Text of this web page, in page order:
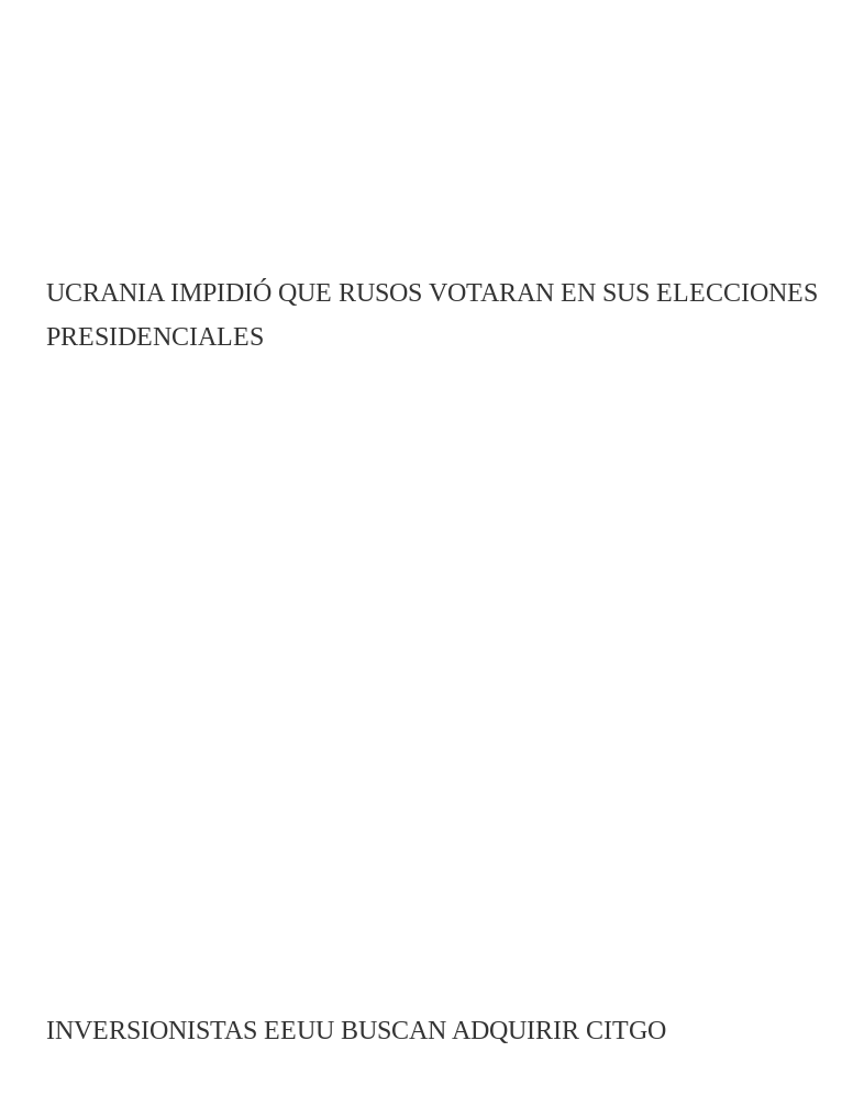
UCRANIA IMPIDIÓ QUE RUSOS VOTARAN EN SUS ELECCIONES
PRESIDENCIALES
INVERSIONISTAS EEUU BUSCAN ADQUIRIR CITGO